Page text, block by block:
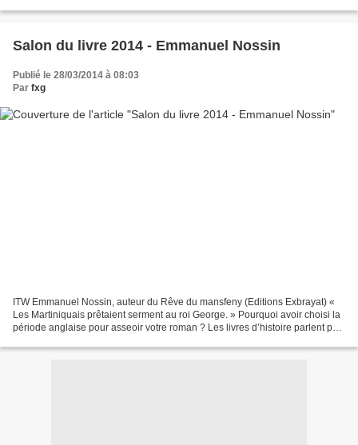
Salon du livre 2014 - Emmanuel Nossin
Publié le 28/03/2014 à 08:03
Par fxg
ITW Emmanuel Nossin, auteur du Rêve du mansfeny (Editions Exbrayat) «
Les Martiniquais prêtaient serment au roi George. » Pourquoi avoir choisi la
période anglaise pour asseoir votre roman ? Les livres d’histoire parlent peu